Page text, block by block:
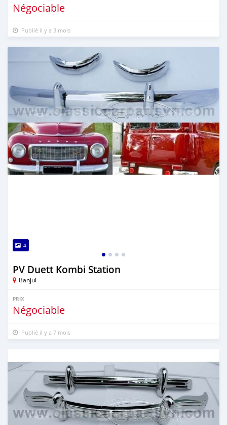
Négociable
Publié il y a 3 mois
4
PV Duett Kombi Station
Banjul
PRIX
Négociable
Publié il y a 7 mois